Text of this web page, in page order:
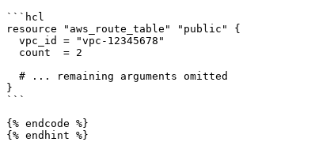
```hcl
resource "aws_route_table" "public" {
}
```
{% endcode %}
{% endhint %}